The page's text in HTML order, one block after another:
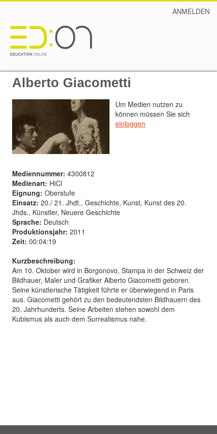
ANMELDEN
Alberto Giacometti
Um Medien nutzen zu
können müssen Sie sich
einloggen
Mediennummer: 4300812
Medienart: HiCl
Eignung: Oberstufe
Einsatz: 20./ 21. Jhdt., Geschichte, Kunst, Kunst des 20.
Jhds., Künstler, Neuere Geschichte
Sprache: Deutsch
Produktionsjahr: 2011
Zeit: 00:04:19
Kurzbeschreibung:
Am 10. Oktober wird in Borgonovo, Stampa in der Schweiz der
Bildhauer, Maler und Grafiker Alberto Giacometti geboren.
Seine künstlerische Tätigkeit führte er überwiegend in Paris
aus. Giacometti gehört zu den bedeutendsten Bildhauern des
20. Jahrhunderts. Seine Arbeiten stehen sowohl dem
Kubismus als auch dem Surrealismus nahe.